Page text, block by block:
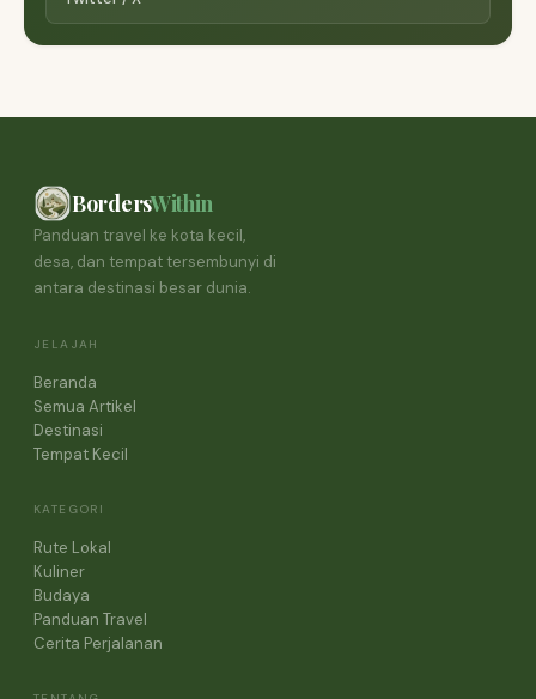
BordersWithin
Panduan travel ke kota kecil,
desa, dan tempat tersembunyi di
antara destinasi besar dunia.
JELAJAH
Beranda
Semua Artikel
Destinasi
Tempat Kecil
KATEGORI
Rute Lokal
Kuliner
Budaya
Panduan Travel
Cerita Perjalanan